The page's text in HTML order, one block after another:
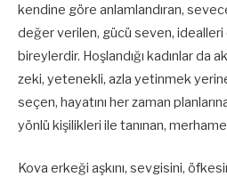
kendine göre anlamlandıran,
değer verilen, gücü seven, idealleri
bireylerdir. Hoşlandığı kadınlar da
zeki, yetenekli, azla yetinmek
seçen, hayatını her zaman
yönlü kişilikleri ile tanınan,
Kova erkeği aşkını, sevgisini,